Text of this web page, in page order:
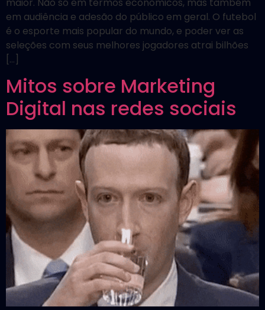
em audiência e adesão do público em geral. O futebol
é o esporte mais popular do mundo, e poder ver as
seleções com seus melhores jogadores atrai bilhões
[…]
Mitos sobre Marketing
Digital nas redes sociais